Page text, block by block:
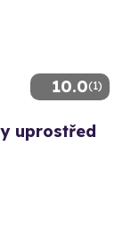
10.0(1)
uprostřed